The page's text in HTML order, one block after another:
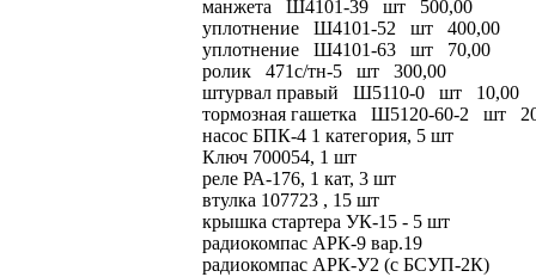
манжета Ш4101-39 шт 500,00
уплотнение Ш4101-52 шт 400,00
уплотнение Ш4101-63 шт 70,00
ролик 471с/тн-5 шт 300,00
штурвал правый Ш5110-0 шт 10,00
тормозная гашетка Ш5120-60-2 шт
насос БПК-4 1 категория, 5 шт
Ключ 700054, 1 шт
реле РА-176, 1 кат, 3 шт
втулка 107723 , 15 шт
крышка стартера УК-15 - 5 шт
радиокомпас АРК-9 вар.19
радиокомпас АРК-У2 (с БСУП-2К)